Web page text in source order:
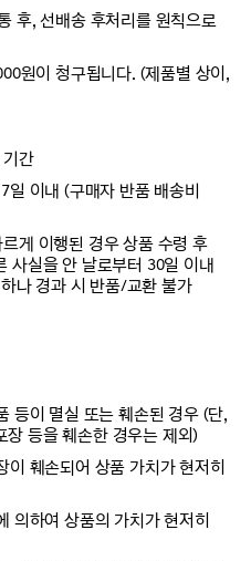
후, 선배송 후처리를 원칙으로
원이 청구됩니다. (제품별 상이,
간
일 이내 (구매자 반품 배송비
게 이행된 경우 상품 수령 후
사실을 안 날로부터 30일 이내
나 경과 시 반품/교환 불가
등이 멸실 또는 훼손된 경우 (단,
등을 훼손한 경우는 제외)
훼손되어 상품 가치가 현저히
의하여 상품의 가치가 현저히